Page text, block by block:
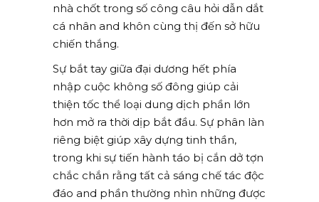
nhà chốt trong số công câu hỏi dẫn dắt
cá nhân and khôn cùng thị đến sở hữu
chiến thắng.
Sự bắt tay giữa đại dương hết phía
nhập cuộc không số đông giúp cải
thiện tốc thể loại dung dịch phần lớn
hơn mở ra thời dịp bắt đầu. Sự phân làn
riêng biệt giúp xây dựng tinh thần,
trong khi sự tiến hành táo bị cắn dở tợn
chắc chắn rằng tất cả sáng chế tác độc
đáo and phần thường nhìn những được